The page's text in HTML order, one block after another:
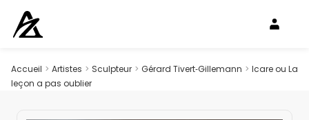
Accueil > Artistes > Sculpteur > Gérard Tivert‑Gillemann > Icare ou La
leçon a pas oublier